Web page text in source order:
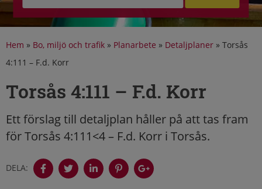
Hem » Bo, miljö och trafik » Planarbete » Detaljplaner » Torsås
4:111 – F.d. Korr
Torsås 4:111 – F.d. Korr
Ett förslag till detaljplan håller på att tas fram
för Torsås 4:111<4 – F.d. Korr i Torsås.
DELA: